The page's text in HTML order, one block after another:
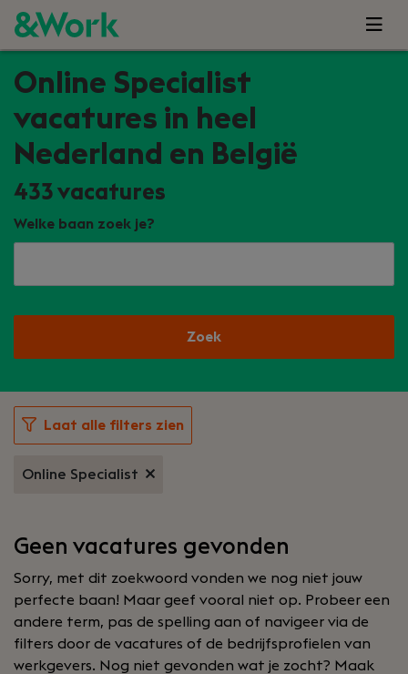
Online Specialist
vacatures in heel
Nederland en België
433 vacatures
Welke baan zoek je?
Zoek
Laat alle filters zien
Online Specialist
Geen vacatures gevonden
Sorry, met dit zoekwoord vonden we nog niet jouw
perfecte baan! Maar geef vooral niet op. Probeer een
andere term, pas de spelling aan of navigeer via de
filters door de vacatures of de bedrijfsprofielen van
werkgevers. Nog niet gevonden wat je zocht? Maak